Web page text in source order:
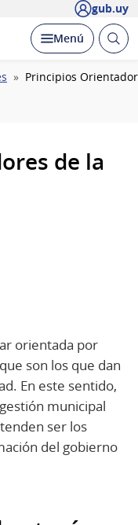
gub.uy
Desplegar
Menú Abrir
Principios
de la
orientada por
son los que dan
En este sentido,
municipal
ser los
del gobierno